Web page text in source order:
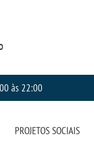
às 22:00
PROJETOS SOCIAIS